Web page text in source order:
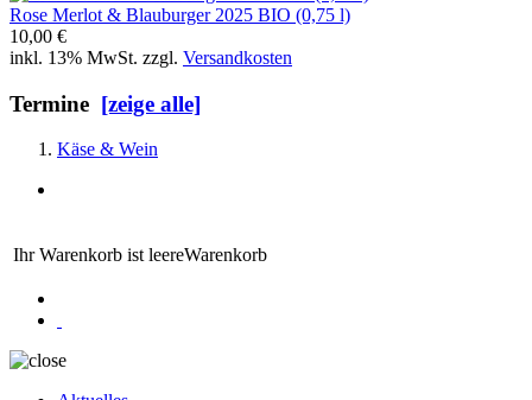
Rose Merlot & Blauburger 2025 BIO (0,75 l)
10,00 €
inkl. 13% MwSt. zzgl. Versandkosten
Termine [zeige alle]
Käse & Wein
Ihr Warenkorb ist leereWarenkorb